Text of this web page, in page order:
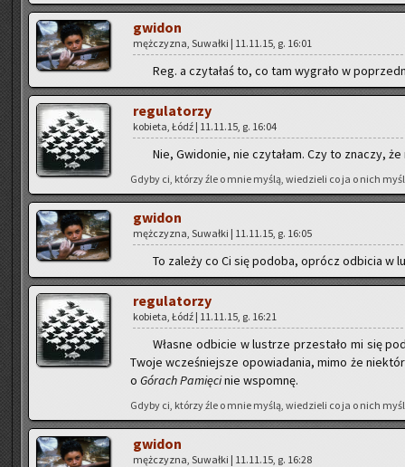
gwi­don
męż­czy­zna, Su­wał­ki | 11.11.15, g. 16:01
Reg. a czy­ta­łaś to, co tam wy­gra­ło w
re­gu­la­to­rzy
ko­bie­ta, Łódź | 11.11.15, g. 16:04
Nie, Gwi­do­nie, nie czy­ta­łam. Czy to zna­czy, że
Gdyby ci, któ­rzy źle o mnie myślą, wie­dzie­li co ja o nich
gwi­don
męż­czy­zna, Su­wał­ki | 11.11.15, g. 16:05
To za­le­ży co Ci się po­do­ba, oprócz od­bi­cia w
re­gu­la­to­rzy
ko­bie­ta, Łódź | 11.11.15, g. 16:21
Wła­sne od­bi­cie w lu­strze prze­sta­ło mi się
Twoje wcze­śniej­sze opo­wia­da­nia, mimo że
o Gó­rach Pa­mię­cinie wspo­mnę.
Gdyby ci, któ­rzy źle o mnie myślą, wie­dzie­li co ja o nich
gwi­don
męż­czy­zna, Su­wał­ki | 11.11.15, g. 16:28